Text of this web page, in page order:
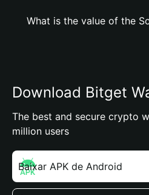
What is the value of the
Download Bitget
The best and secure crypto
million users
Baixar APK de Android